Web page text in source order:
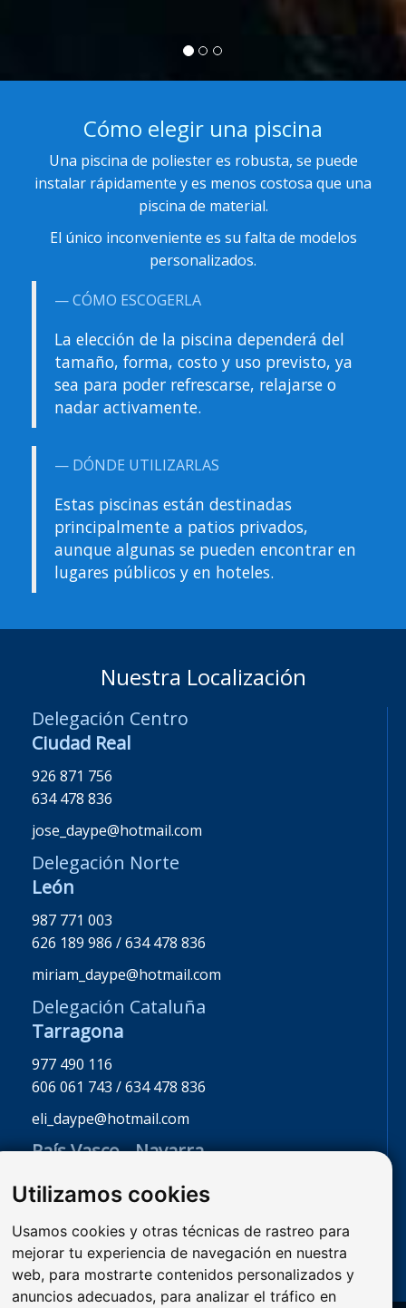
Utilizamos cookies
Usamos cookies y otras técnicas de rastreo para
mejorar tu experiencia de navegación en nuestra
web, para mostrarte contenidos personalizados y
anuncios adecuados, para analizar el tráfico en
Cómo elegir una piscina
Una piscina de poliester es robusta, se puede
instalar rápidamente y es menos costosa que una
piscina de material.
El único inconveniente es su falta de modelos
personalizados.
CÓMO ESCOGERLA
La elección de la piscina dependerá del
tamaño, forma, costo y uso previsto, ya
sea para poder refrescarse, relajarse o
nadar activamente.
DÓNDE UTILIZARLAS
Estas piscinas están destinadas
principalmente a patios privados,
aunque algunas se pueden encontrar en
lugares públicos y en hoteles.
Nuestra Localización
Delegación Centro
Ciudad Real
926 871 756
634 478 836
jose_daype@hotmail.com
Delegación Norte
León
987 771 003
626 189 986 / 634 478 836
miriam_daype@hotmail.com
Delegación Cataluña
Tarragona
977 490 116
606 061 743 / 634 478 836
eli_daype@hotmail.com
País Vasco - Navarra
947 341 468
626 189 986 / 608 246 115
miriam_daype@hotmail.com